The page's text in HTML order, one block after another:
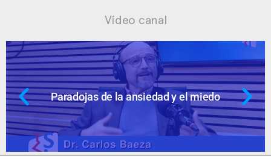
Vídeo canal
y el miedo Ansiedad: